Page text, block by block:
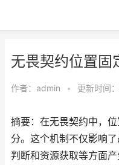
无畏契约位置固
作者： admin • 更新时间
摘要：在无畏契约中，
分。这个机制不仅影响
判断和资源获取等方面